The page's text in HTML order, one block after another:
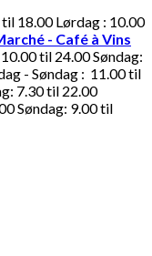
18.00 Lørdag : 10.00
- Café à Vins
til 24.00 Søndag:
- Søndag : 11.00 til
7.30 til 22.00
Søndag: 9.00 til